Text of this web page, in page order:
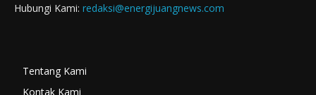
Hubungi Kami: redaksi@energijuangnews.com
Tentang Kami
Kontak Kami